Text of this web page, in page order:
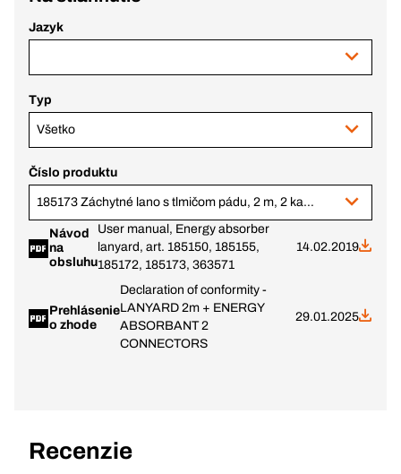
Jazyk
Typ
Všetko
Číslo produktu
185173 Záchytné lano s tlmičom pádu, 2 m, 2 karabíny
Návod
na
obsluhu
User manual, Energy absorber
lanyard, art. 185150, 185155,
185172, 185173, 363571
14.02.2019
Prehlásenie
o zhode
Declaration of conformity -
LANYARD 2m + ENERGY
ABSORBANT 2
CONNECTORS
29.01.2025
Recenzie